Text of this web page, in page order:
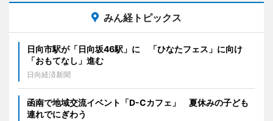
みん経トピックス
日向市駅が「日向坂46駅」に 「ひなたフェス」に向け
「おもてなし」進む
日向経済新聞
函南で地域交流イベント「D-Cカフェ」 夏休みの子ども
連れでにぎわう